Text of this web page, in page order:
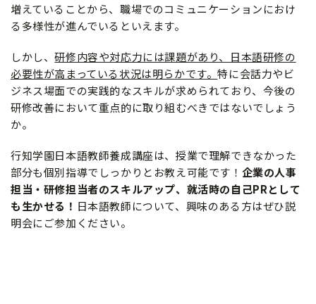
増えていることから、職場でのコミュニケーションにおけ
る多様性が進んでいるといえます。
しかし、研修内容や対応力には課題があり、日本語研修の
必要性が高まっている状況は明らかです。特に会話力やビ
ジネス場面での実践的なスキルが求められており、今後の
研修改善において重点的に取り組むべきではないでしょう
か。
行知学園日本語教師養成講座は、授業で理解できなかった
部分も個別指導でしっかりとお教え可能です！ 企業の人事
担当・研修担当者のスキルアップ、就活時の自己PRとして
も生かせる！ 日本語教師について、興味のある方はぜひ説
明会にご参加ください。